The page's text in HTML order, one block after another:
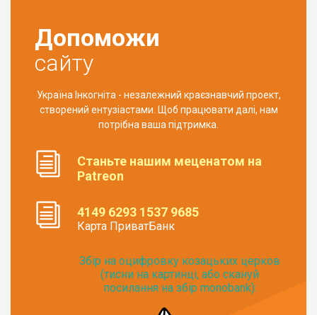
Допоможи
сайту
Україна Інкогніта - незалежний краєзнавчий проект,
створений ентузіастами. Щоб працювати далі, нам
потрібна ваша підтримка.
Станьте нашим меценатом на
Patreon
4149 6293 1537 9685
Карта ПриватБанк
Збір на оцифровку козацьких церков
(тисни на картинці, або скануй
посилання на збір monobank):